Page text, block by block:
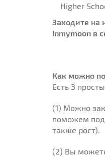
Higher
Заходите на
Inmymoon в
Как можно
Есть 3
(1) Можно
поможем
также рост).
(2) Вы